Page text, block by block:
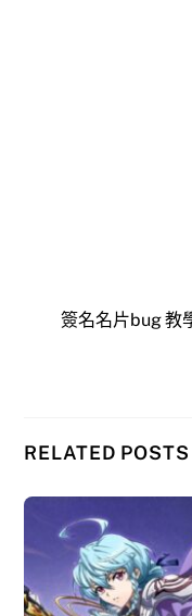
簽名名片bug 教
RELATED POSTS